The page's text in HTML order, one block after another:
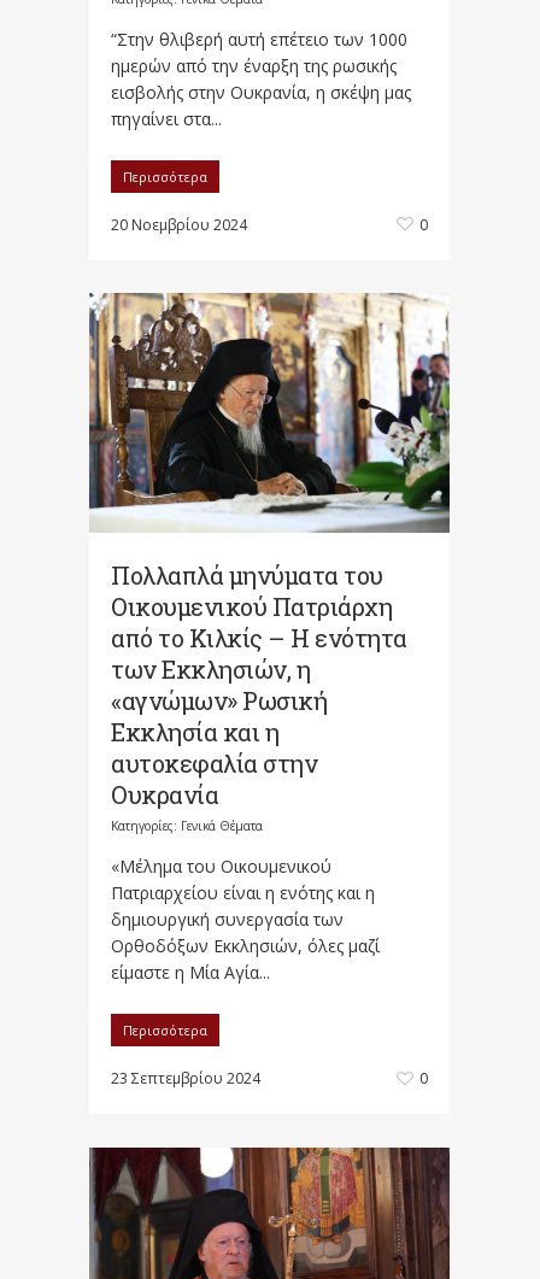
“Στην θλιβερή αυτή επέτειο των 1000
ημερών από την έναρξη της ρωσικής
εισβολής στην Ουκρανία, η σκέψη μας
πηγαίνει στα...
Περισσότερα
20 Νοεμβρίου 2024 0
Πολλαπλά μηνύματα του
Οικουμενικού Πατριάρχη
από το Κιλκίς – Η ενότητα
των Εκκλησιών, η
«αγνώμων» Ρωσική
Εκκλησία και η
αυτοκεφαλία στην
Ουκρανία
Κατηγορίες: Γενικά Θέματα
«Μέλημα του Οικουμενικού
Πατριαρχείου είναι η ενότης και η
δημιουργική συνεργασία των
Ορθοδόξων Εκκλησιών, όλες μαζί
είμαστε η Μία Αγία...
Περισσότερα
23 Σεπτεμβρίου 2024 0